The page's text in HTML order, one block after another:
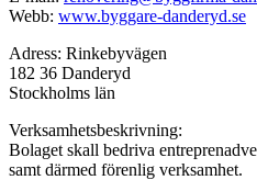
Webb: www.byggare-danderyd.se
Adress: Rinkebyvägen
182 36 Danderyd
Stockholms län
Verksamhetsbeskrivning:
Bolaget skall bedriva
samt därmed förenlig verksamhet.